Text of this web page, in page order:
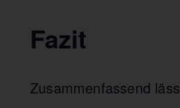
Fazit
Zusammenfassend